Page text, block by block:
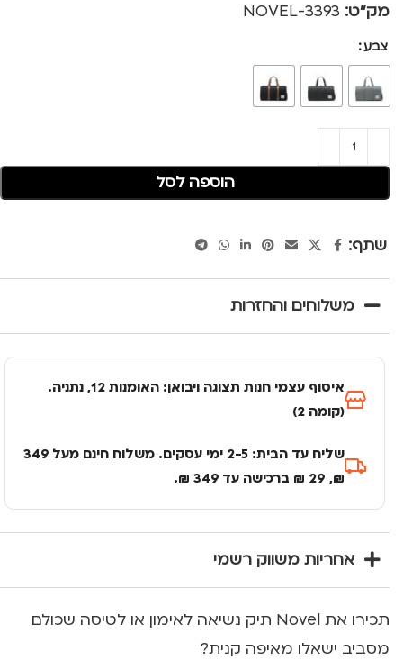
מק"ט: 3393-NOVEL
צבע
הוספה לסל
שתף:
משלוחים והחזרות
איסוף עצמי חנות תצוגה ויבואן: האומנות 12, נתניה.
(קומה 2)
שליח עד הבית: 2-5 ימי עסקים. משלוח חינם מעל 349
₪, 29 ₪ ברכישה עד 349 ₪.
אחריות משווק רשמי
תכירו את Novel תיק נשיאה לאימון או לטיסה שכולם
מסביב ישאלו מאיפה קנית?